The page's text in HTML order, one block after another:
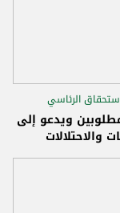
الرئاسي
ويدعو إلى